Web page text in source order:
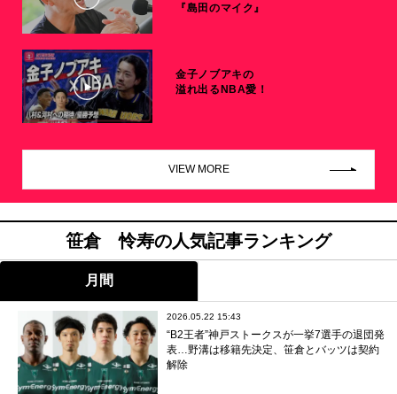
『島田のマイク』
金子ノブアキの
溢れ出るNBA愛！
VIEW MORE
笹倉 怜寿の人気記事ランキング
月間
2026.05.22 15:43
“B2王者”神戸ストークスが一挙7選手の退団発
表…野溝は移籍先決定、笹倉とバッツは契約
解除